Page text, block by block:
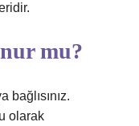
mu?
bağlısınız.
olarak